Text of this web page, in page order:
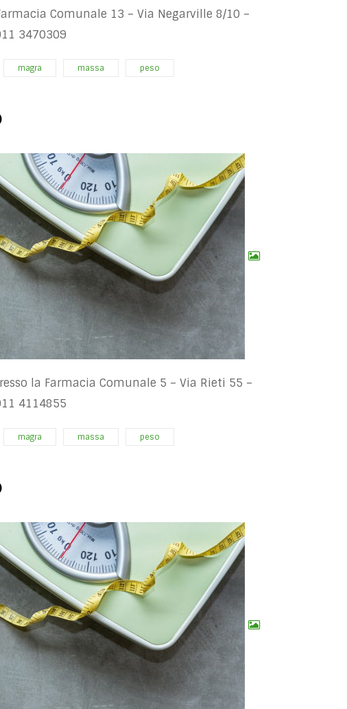
Comunale 13 – Via Negarville 8/10 –
3470309
magra massa peso
la Farmacia Comunale 5 – Via Rieti 55 –
4114855
magra massa peso